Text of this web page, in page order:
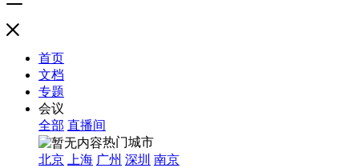
首页
文档
专题
会议
全部 直播间
热门城市
北京
上海 广州 深圳 南京